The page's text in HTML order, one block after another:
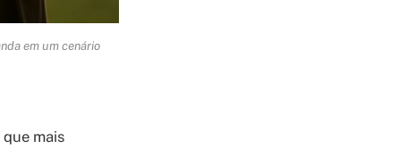
em um cenário
mais